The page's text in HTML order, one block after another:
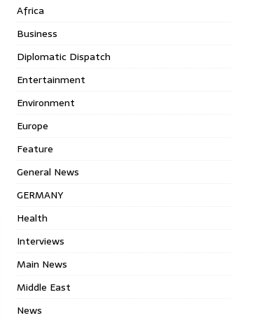
Africa
Business
Diplomatic Dispatch
Entertainment
Environment
Europe
Feature
General News
GERMANY
Health
Interviews
Main News
Middle East
News